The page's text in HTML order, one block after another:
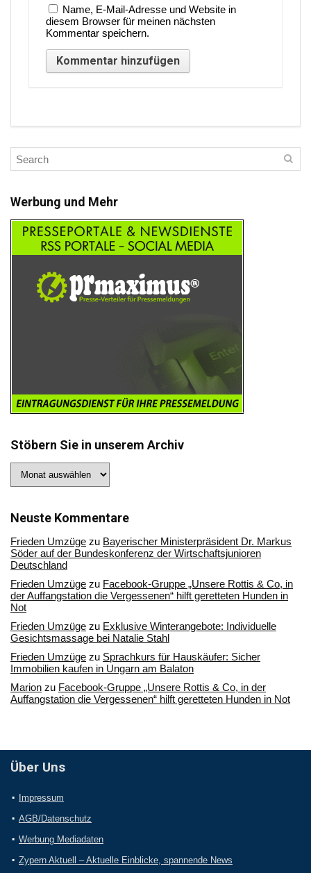
Name, E-Mail-Adresse und Website in
diesem Browser für meinen nächsten
Kommentar speichern.
Werbung und Mehr
Stöbern Sie in unserem Archiv
Sie
Archiv
Neuste Kommentare
Frieden Umzüge zu Bayerischer Ministerpräsident Dr. Markus
Söder auf der Bundeskonferenz der Wirtschaftsjunioren
Deutschland
Frieden Umzüge zu Facebook-Gruppe „Unsere Rottis & Co, in
der Auffangstation die Vergessenen“ hilft geretteten Hunden in
Not
Frieden Umzüge zu Exklusive Winterangebote: Individuelle
Gesichtsmassage bei Natalie Stahl
Frieden Umzüge zu Sprachkurs für Hauskäufer: Sicher
Immobilien kaufen in Ungarn am Balaton
Marion zu Facebook-Gruppe „Unsere Rottis & Co, in der
Auffangstation die Vergessenen“ hilft geretteten Hunden in Not
Über Uns
Impressum
AGB/Datenschutz
Werbung Mediadaten
Zypern Aktuell – Aktuelle Einblicke, spannende News